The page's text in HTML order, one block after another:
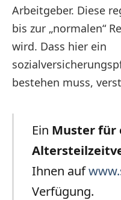
Arbeitgeber. Diese
bis zur „normalen“
wird. Dass hier ein
bestehen muss,
Ein Muster für
Ihnen auf
Verfügung.